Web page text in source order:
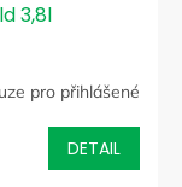
3,8l
pro přihlášené
DETAIL